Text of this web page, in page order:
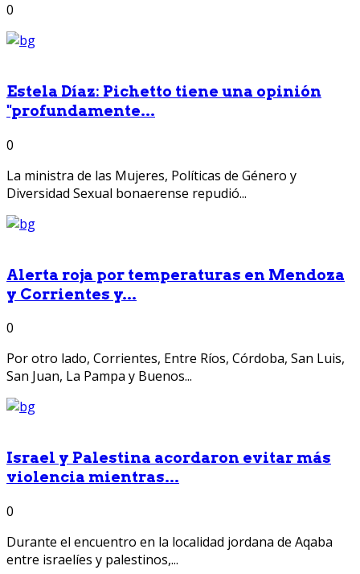
0
Estela Díaz: Pichetto tiene una opinión
"profundamente...
0
La ministra de las Mujeres, Políticas de Género y
Diversidad Sexual bonaerense repudió...
Alerta roja por temperaturas en Mendoza
y Corrientes y...
0
Por otro lado, Corrientes, Entre Ríos, Córdoba, San Luis,
San Juan, La Pampa y Buenos...
Israel y Palestina acordaron evitar más
violencia mientras...
0
Durante el encuentro en la localidad jordana de Aqaba
entre israelíes y palestinos,...